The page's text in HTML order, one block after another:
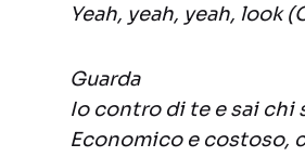
Yeah, yeah, yeah, look
Guarda
Io contro di te e sai chi
Economico e costoso,